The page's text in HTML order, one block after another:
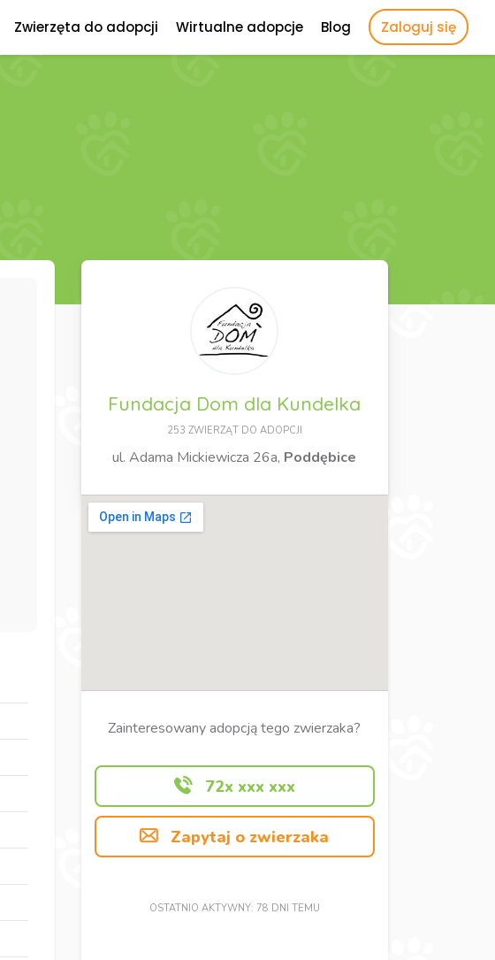
Zwierzęta do adopcji Wirtualne adopcje Blog Zaloguj się
Fundacja Dom dla Kundelka
253 ZWIERZĄT DO ADOPCJI
ul. Adama Mickiewicza 26a, Poddębice
Zainteresowany adopcją tego zwierzaka?
72x xxx xxx
Zapytaj o zwierzaka
OSTATNIO AKTYWNY: 78 DNI TEMU